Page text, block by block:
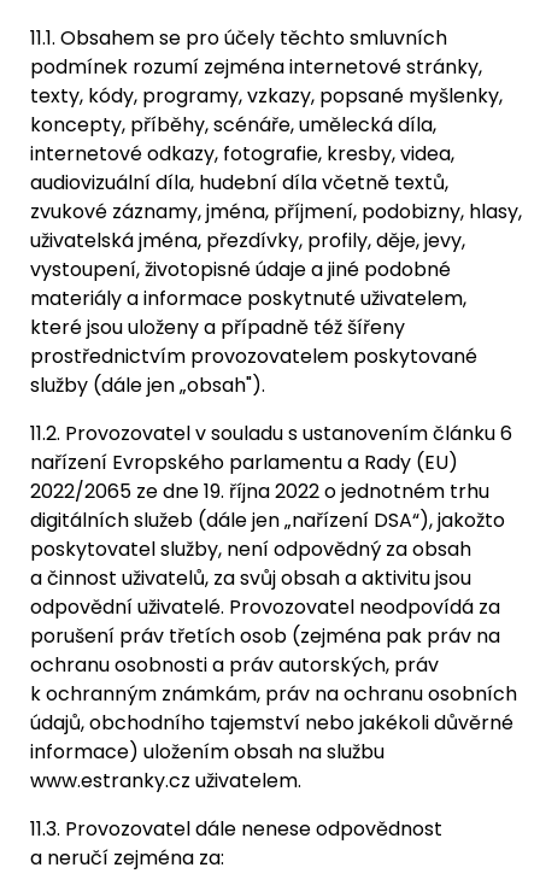
11.1. Obsahem se pro účely těchto smluvních
podmínek rozumí zejména internetové stránky,
texty, kódy, programy, vzkazy, popsané myšlenky,
koncepty, příběhy, scénáře, umělecká díla,
internetové odkazy, fotografie, kresby, videa,
audiovizuální díla, hudební díla včetně textů,
zvukové záznamy, jména, příjmení, podobizny, hlasy,
uživatelská jména, přezdívky, profily, děje, jevy,
vystoupení, životopisné údaje a jiné podobné
materiály a informace poskytnuté uživatelem,
které jsou uloženy a případně též šířeny
prostřednictvím provozovatelem poskytované
služby (dále jen „obsah").
11.2. Provozovatel v souladu s ustanovením článku 6
nařízení Evropského parlamentu a Rady (EU)
2022/2065 ze dne 19. října 2022 o jednotném trhu
digitálních služeb (dále jen „nařízení DSA“), jakožto
poskytovatel služby, není odpovědný za obsah
a činnost uživatelů, za svůj obsah a aktivitu jsou
odpovědní uživatelé. Provozovatel neodpovídá za
porušení práv třetích osob (zejména pak práv na
ochranu osobnosti a práv autorských, práv
k ochranným známkám, práv na ochranu osobních
údajů, obchodního tajemství nebo jakékoli důvěrné
informace) uložením obsah na službu
www.estranky.cz uživatelem.
11.3. Provozovatel dále nenese odpovědnost
a neručí zejména za: